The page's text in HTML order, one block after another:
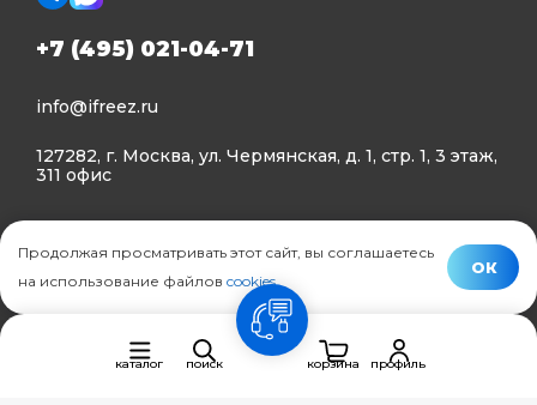
+7 (495) 021-04-71
info@ifreez.ru
127282, г. Москва, ул. Чермянская, д. 1, стр. 1, 3 этаж,
311 офис
Политика конфиденциальности
© Ifreez - продажа и установка климатической техники,
каталог поиск
связь
корзина
профиль
Продолжая просматривать этот сайт, вы соглашаетесь
на использование файлов cookies.
ОК